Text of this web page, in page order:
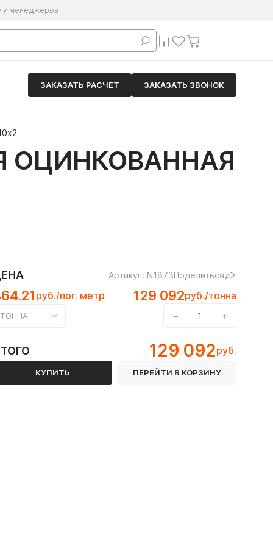
у менеджеров
ЗАКАЗАТЬ РАСЧЕТ ЗАКАЗАТЬ ЗВОНОК
ОЦИНКОВАННАЯ
Артикул: N1873Поделиться
руб./пог. метр 129 092руб./тонна
ТОННА − +
129 092руб.
КУПИТЬ ПЕРЕЙТИ В КОРЗИНУ